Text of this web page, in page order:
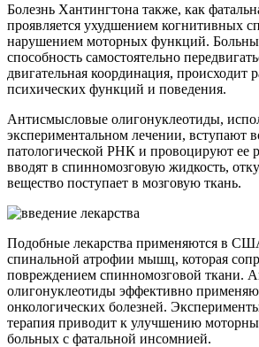
Болезнь Хантингтона также, как
проявляется ухудшением когнитивных
нарушением моторных функций.
способность самостоятельно
двигательная координация, происходит
психических функций и поведения.
Антисмысловые олигонуклеотиды,
экспериментальном лечении, вступают
патологической РНК и провоцируют ее
вводят в спинномозговую жидкость,
вещество поступает в мозговую ткань.
Подобные лекарства применяются в
спинальной атрофии мышц, которая
повреждением спинномозговой ткани.
олигонуклеотиды эффективно
онкологических болезней.
терапия приводит к улучшению
больных с фатальной инсомнией.